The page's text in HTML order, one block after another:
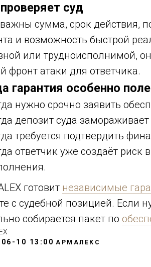
суд
сумма, срок действия,
и возможность быстрой
или трудноисполнимой,
фронт атаки для ответчика.
гарантия особенно
нужно срочно заявить
депозит суда
требуется подтвердить
ответчик уже создаёт риск
готовит независимые
с судебной позицией. Если
собирается пакет по
10 13:00 АРМАЛЕКС